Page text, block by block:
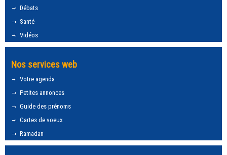
Débats
Santé
Vidéos
Nos services web
Votre agenda
Petites annonces
Guide des prénoms
Cartes de voeux
Ramadan